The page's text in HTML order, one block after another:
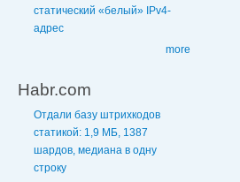
статический «белый» IPv4-
адрес
more
Habr.com
Отдали базу штрихкодов
статикой: 1,9 МБ, 1387
шардов, медиана в одну
строку